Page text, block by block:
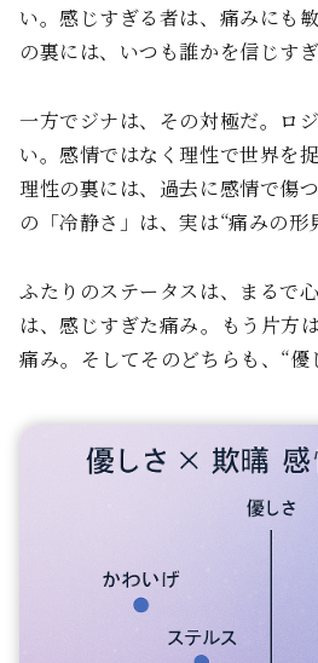
い。感じすぎる者は、痛みにも
の裏には、いつも誰かを信じす
一方でジナは、その対極だ。ロ
い。感情ではなく理性で世界を
理性の裏には、過去に感情で傷
の「冷静さ」は、実は“痛みの形
ふたりのステータスは、まるで
は、感じすぎた痛み。もう片方
痛み。そしてそのどちらも、“優